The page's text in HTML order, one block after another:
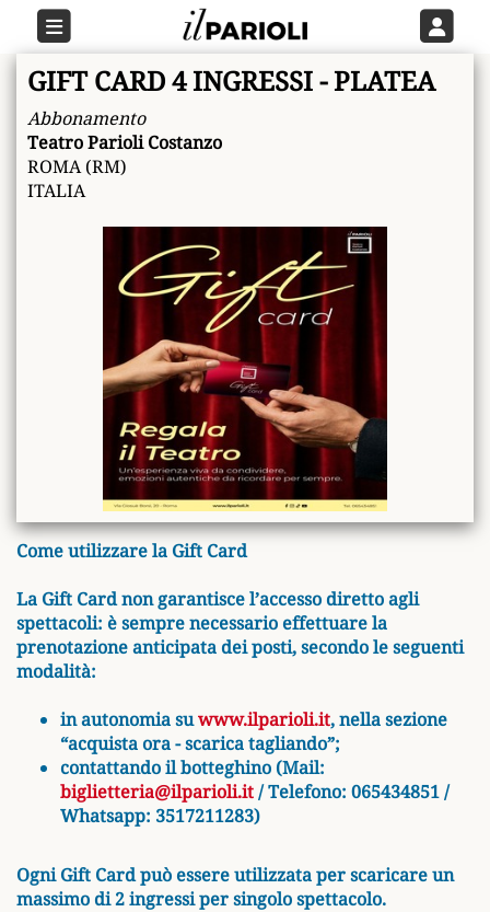
GIFT CARD 4 INGRESSI - PLATEA
Abbonamento
Teatro Parioli Costanzo
ROMA (RM)
ITALIA
Come utilizzare la Gift Card
La Gift Card non garantisce l’accesso diretto agli
spettacoli: è sempre necessario effettuare la
prenotazione anticipata dei posti, secondo le seguenti
modalità:
in autonomia suwww.ilparioli.it, nella sezione
“acquista ora - scarica tagliando”;
contattando il botteghino (Mail:
biglietteria@ilparioli.it/ Telefono: 065434851 /
Whatsapp: 3517211283)
Ogni Gift Card può essere utilizzata per scaricare un
massimo di 2 ingressi per singolo spettacolo.